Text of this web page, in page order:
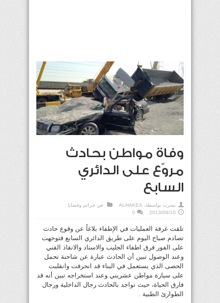
وفاة مواطن بحادث
مروّع على الدائري
السابع
نشرت بواسطة: ALHAKEA في جرائم وقضايا
2013/09/10
0
تلقت غرفة العمليات في الإطفاء بلاغاً عن وقوع حادث
تصادم صباح اليوم على طريق الدائري السابع فتوجهت
على الفور فرق اطفاء الجليب والاسناد والانقاذ الفني
وعند الوصول تبين أن الحادث عبارة عن شاحنة تحمل
الحصى الذي يستعمل في البناء قد انحرفت وانقلبت
على سيارة مواطن عشريني وعند استخراجه تبين أنه قد
فارق الحياة، حيث تواجد بالحادث رجال الداخلية ورجال
الطوارئ الطبية .